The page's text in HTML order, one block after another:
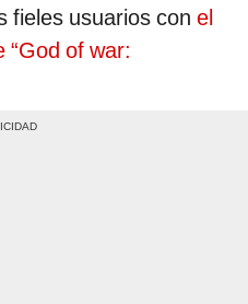
fieles usuarios con el
“God of war: